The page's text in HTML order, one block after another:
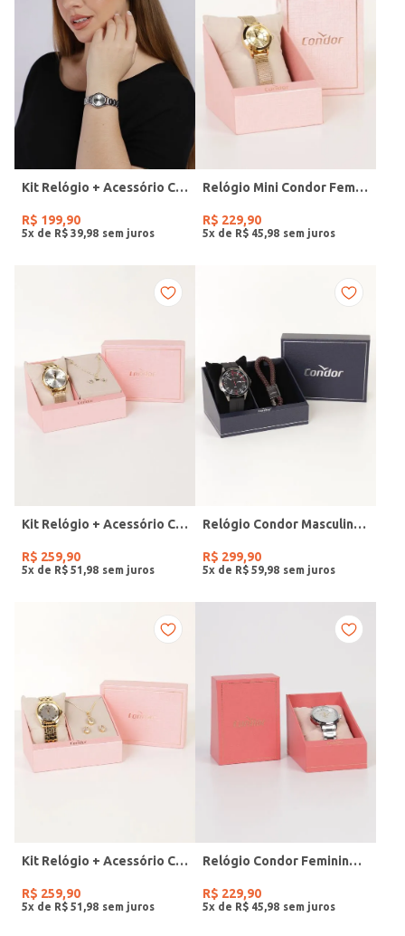
Kit Relógio + Acessório Condor Feminino PRATA
R$ 199,90
5x de R$ 39 98
Relógio Mini Condor Feminino DOURADO
R$ 229,90
5x de R$ 45 98
Kit Relógio + Acessório Condor Feminino DOURADO
R$ 259,90
5x de R$ 51 98
Relógio Condor Masculino PRETO
R$ 299,90
5x de R$ 59 98
Kit Relógio + Acessório Condor Feminino DOURADO
R$ 259,90
5x de R$ 51 98
Relógio Condor Feminino PRATA
R$ 229,90
5x de R$ 45 98